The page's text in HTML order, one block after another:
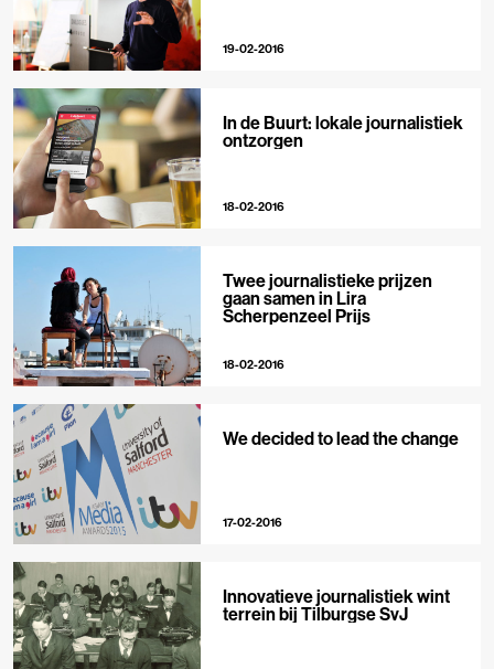
19-02-2016
In de Buurt: lokale journalistiek
ontzorgen
18-02-2016
Twee journalistieke prijzen
gaan samen in Lira
Scherpenzeel Prijs
18-02-2016
We decided to lead the change
17-02-2016
Innovatieve journalistiek wint
terrein bij Tilburgse SvJ